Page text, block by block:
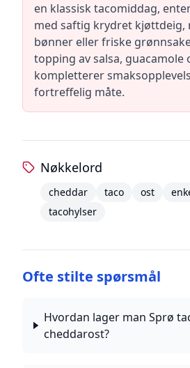
en klassisk tacomiddag,
med saftig krydret kjøttdeig,
bønner eller friske
topping av salsa, guacamole
kompletterer
fortreffelig måte.
Nøkkelord
cheddar taco ost
tacohylser
Ofte stilte spørsmål
Hvordan lager man Sprø
cheddarost?